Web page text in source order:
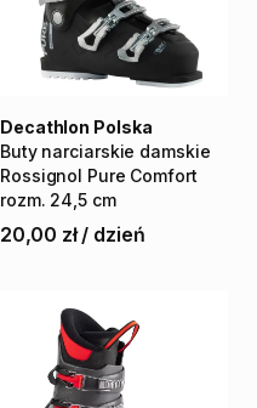
Buty narciarskie damskie
Rossignol Pure Comfort
rozm. 24​ ​,​​5 cm
Decathlon Polska
20,00 zł / dzień